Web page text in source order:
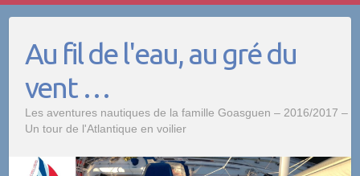
contentAu fil de l'eau, au gré du
vent …
Les aventures nautiques de la famille Goasguen – 2016/2017 –
Un tour de l'Atlantique en voilier